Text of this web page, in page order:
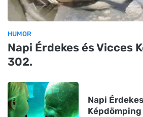
HUMOR
Napi Érdekes és Vicces
302.
Napi
Képdömping